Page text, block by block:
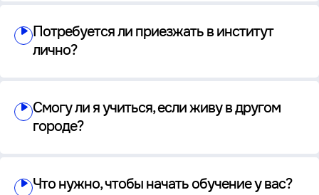
Потребуется ли приезжать в институт
лично?
Смогу ли я учиться, если живу в другом
городе?
Что нужно, чтобы начать обучение у вас?